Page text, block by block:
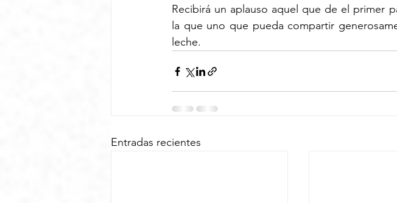
Recibirá un aplauso aquel que de el primer
la que uno que pueda compartir
leche.
Entradas recientes